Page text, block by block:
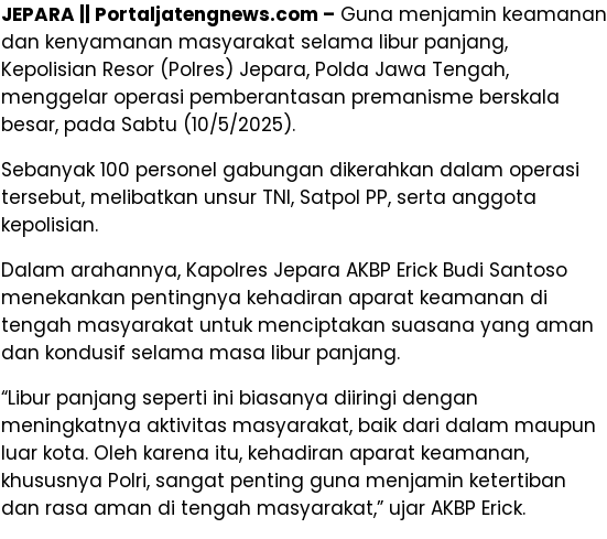
JEPARA || Portaljatengnews.com – Guna menjamin keamanan
dan kenyamanan masyarakat selama libur panjang,
Kepolisian Resor (Polres) Jepara, Polda Jawa Tengah,
menggelar operasi pemberantasan premanisme berskala
besar, pada Sabtu (10/5/2025).
Sebanyak 100 personel gabungan dikerahkan dalam operasi
tersebut, melibatkan unsur TNI, Satpol PP, serta anggota
kepolisian.
Dalam arahannya, Kapolres Jepara AKBP Erick Budi Santoso
menekankan pentingnya kehadiran aparat keamanan di
tengah masyarakat untuk menciptakan suasana yang aman
dan kondusif selama masa libur panjang.
“Libur panjang seperti ini biasanya diiringi dengan
meningkatnya aktivitas masyarakat, baik dari dalam maupun
luar kota. Oleh karena itu, kehadiran aparat keamanan,
khususnya Polri, sangat penting guna menjamin ketertiban
dan rasa aman di tengah masyarakat,” ujar AKBP Erick.